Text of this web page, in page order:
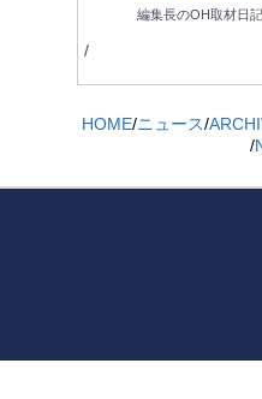
編集長のOH取材日記
/
HOME/ニュース/
/